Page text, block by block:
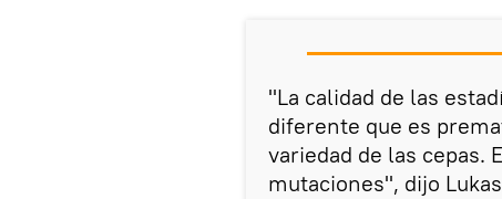
"La calidad de las
diferente que es
variedad de las cepas.
mutaciones", dijo